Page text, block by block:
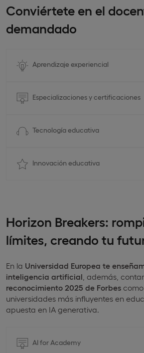
Conviértete en el
demandado
Aprendizaje experiencial
Especializaciones y certificaciones
Tecnología educativa
Innovación educativa
Horizon Breakers:
límites, creando tu
En la Universidad Europea te
inteligencia artificial , además,
reconocimiento 2025 de Forbes
universidades más influyentes en
apuesta en IA generativa.
AI for Academy